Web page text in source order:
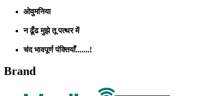
ओवुमनिया
न ढूँढ मुझे तू पत्थर में
चंद भावपूर्ण पंक्तियाँ.......!
Brand